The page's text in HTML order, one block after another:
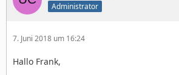
Administrator
7. Juni 2018 um 16:24
Hallo Frank,